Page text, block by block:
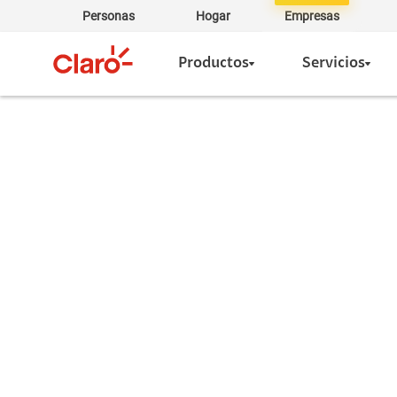
Personas Hogar Empresas
Productos Servicios